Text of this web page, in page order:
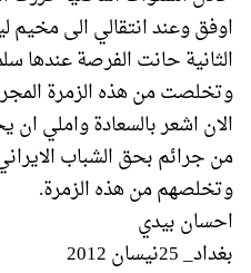
اوفق وعند انتقالي الى مخيم
الثانية حانت الفرصة عندها
وتخلصت من هذه الزمرة
الان اشعر بالسعادة واملي ان
من جرائم بحق الشباب
وتخلصهم من هذه الزمرة.
احسان بيدي
بغداد_ 25نيسان 2012